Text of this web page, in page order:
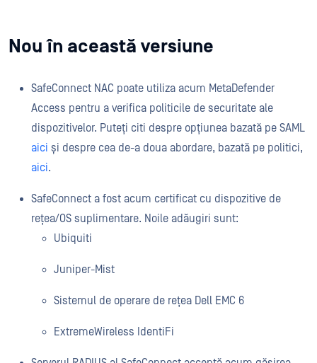
Nou în această versiune
SafeConnect NAC poate utiliza acum MetaDefender
Access pentru a verifica politicile de securitate ale
dispozitivelor. Puteți citi despre opțiunea bazată pe SAML
aici și despre cea de-a doua abordare, bazată pe politici,
aici.
SafeConnect a fost acum certificat cu dispozitive de
rețea/OS suplimentare. Noile adăugiri sunt:
Ubiquiti
Juniper-Mist
Sistemul de operare de rețea Dell EMC 6
ExtremeWireless IdentiFi